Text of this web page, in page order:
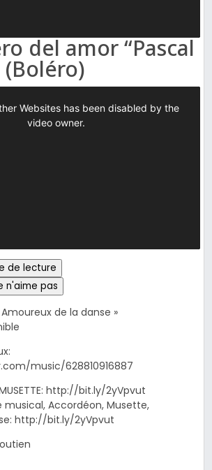
del amor “Pascal
(Boléro)
de lecture
n'aime pas
Amoureux de la danse »
music/628810916887
http://bit.ly/2yVpvut
musical, Accordéon, Musette,
http://bit.ly/2yVpvut